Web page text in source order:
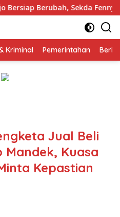
Fenny: Perbaikan Tidak
Kriminal Pemerintahan
Jual Beli
Mandek, Kuasa
Kepastian